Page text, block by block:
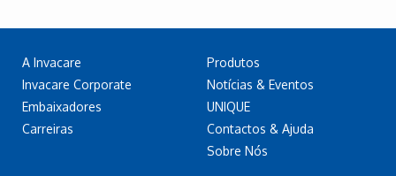
A Invacare
Invacare Corporate
Embaixadores
Carreiras
Produtos
Notícias & Eventos
UNIQUE
Contactos & Ajuda
Sobre Nós